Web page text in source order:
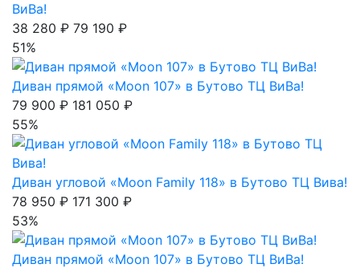
ВиВа!
38 280 ₽ 79 190 ₽
51%
Диван прямой «Moon 107» в Бутово ТЦ ВиВа!
79 900 ₽ 181 050 ₽
55%
Диван угловой «Moon Family 118» в Бутово ТЦ Вива!
78 950 ₽ 171 300 ₽
53%
Диван прямой «Moon 107» в Бутово ТЦ ВиВа!